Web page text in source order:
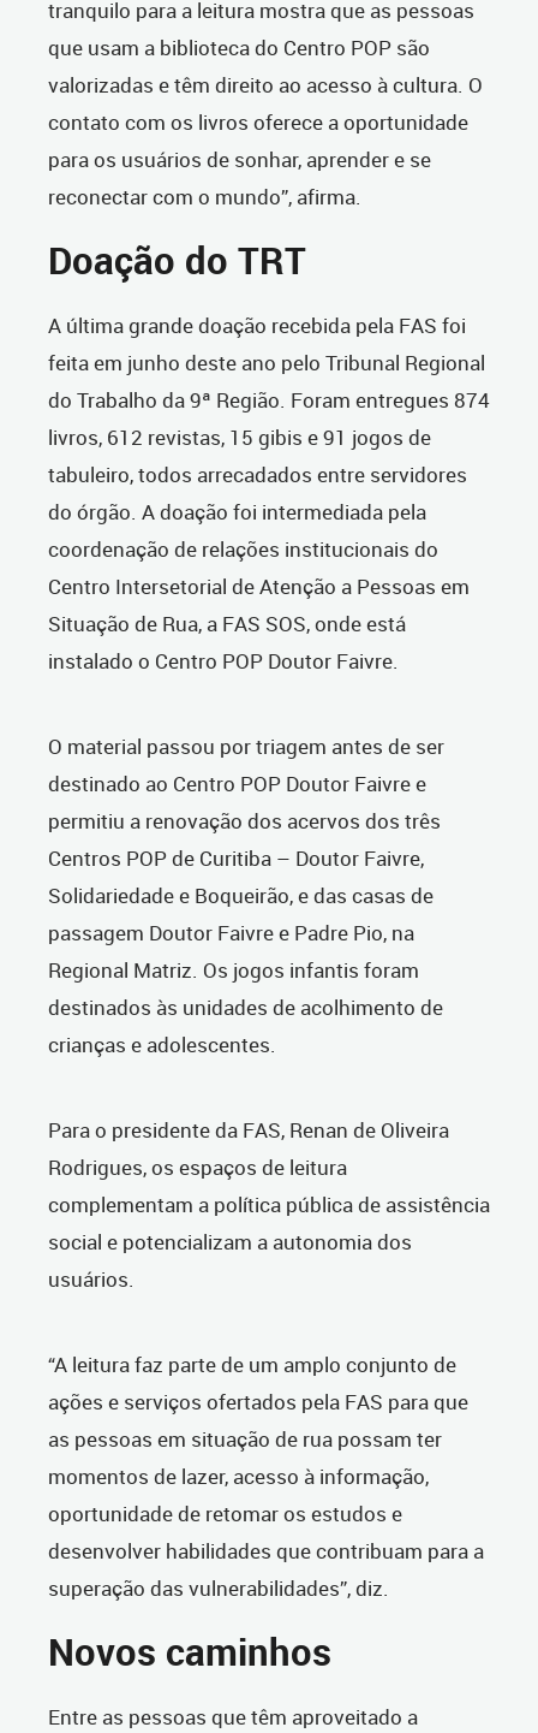
tranquilo para a leitura mostra que as pessoas
que usam a biblioteca do Centro POP são
valorizadas e têm direito ao acesso à cultura. O
contato com os livros oferece a oportunidade
para os usuários de sonhar, aprender e se
reconectar com o mundo”, afirma.
Doação do TRT
A última grande doação recebida pela FAS foi
feita em junho deste ano pelo Tribunal Regional
do Trabalho da 9ª Região. Foram entregues 874
livros, 612 revistas, 15 gibis e 91 jogos de
tabuleiro, todos arrecadados entre servidores
do órgão. A doação foi intermediada pela
coordenação de relações institucionais do
Centro Intersetorial de Atenção a Pessoas em
Situação de Rua, a FAS SOS, onde está
instalado o Centro POP Doutor Faivre.
O material passou por triagem antes de ser
destinado ao Centro POP Doutor Faivre e
permitiu a renovação dos acervos dos três
Centros POP de Curitiba – Doutor Faivre,
Solidariedade e Boqueirão, e das casas de
passagem Doutor Faivre e Padre Pio, na
Regional Matriz. Os jogos infantis foram
destinados às unidades de acolhimento de
crianças e adolescentes.
Para o presidente da FAS, Renan de Oliveira
Rodrigues, os espaços de leitura
complementam a política pública de assistência
social e potencializam a autonomia dos
usuários.
“A leitura faz parte de um amplo conjunto de
ações e serviços ofertados pela FAS para que
as pessoas em situação de rua possam ter
momentos de lazer, acesso à informação,
oportunidade de retomar os estudos e
desenvolver habilidades que contribuam para a
superação das vulnerabilidades”, diz.
Novos caminhos
Entre as pessoas que têm aproveitado a